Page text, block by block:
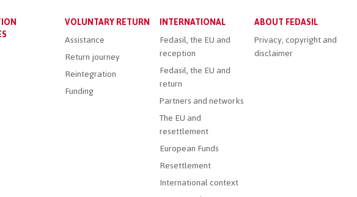
VOLUNTARY RETURN
Assistance
Return journey
Reintegration
Funding
INTERNATIONAL
Fedasil, the EU and
reception
Fedasil, the EU and
return
Partners and networks
The EU and
resettlement
European Funds
Resettlement
International context
ABOUT FEDASIL
Privacy, copyright and
disclaimer